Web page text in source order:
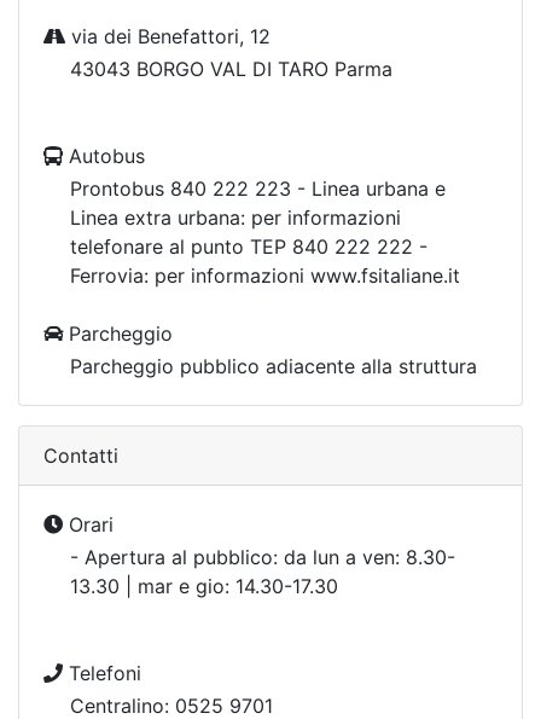
via dei Benefattori, 12
43043 BORGO VAL DI TARO Parma
Autobus
Prontobus 840 222 223 - Linea urbana e
Linea extra urbana: per informazioni
telefonare al punto TEP 840 222 222 -
Ferrovia: per informazioni www.fsitaliane.it
Parcheggio
Parcheggio pubblico adiacente alla struttura
Contatti
Orari
- Apertura al pubblico: da lun a ven: 8.30-
13.30 | mar e gio: 14.30-17.30
Telefoni
Centralino: 0525 9701